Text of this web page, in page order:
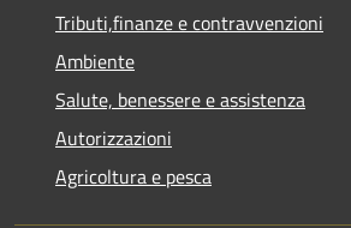
Tributi,finanze e contravvenzioni
Ambiente
Salute, benessere e assistenza
Autorizzazioni
Agricoltura e pesca